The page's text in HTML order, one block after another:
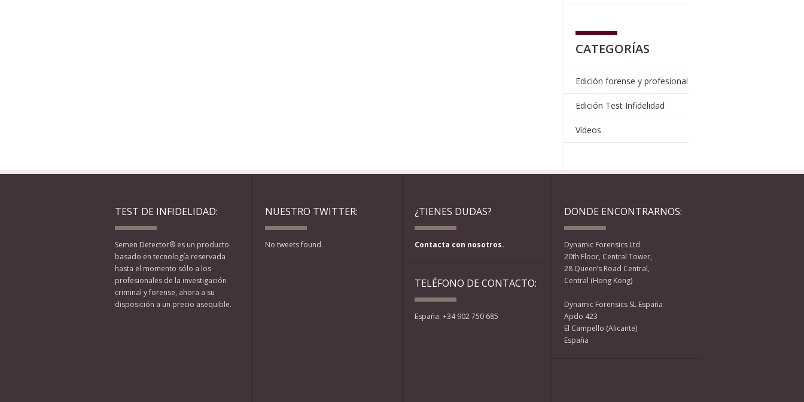
CATEGORÍAS
Edición forense y profesional
Edición Test Infidelidad
Vídeos
TEST DE INFIDELIDAD:
Semen Detector® es un producto
basado en tecnología reservada
hasta el momento sólo a los
profesionales de la investigación
criminal y forense, ahora a su
disposición a un precio asequible.
NUESTRO TWITTER:
No tweets found.
¿TIENES DUDAS?
Contacta con nosotros.
TELÉFONO DE CONTACTO:
España: +34 902 750 685
DONDE ENCONTRARNOS:
Dynamic Forensics Ltd
20th Floor, Central Tower,
28 Queen’s Road Central,
Central (Hong Kong)
Dynamic Forensics SL España
Apdo 423
El Campello (Alicante)
España